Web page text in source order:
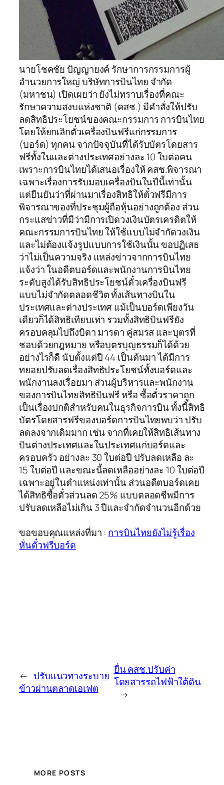
นายโชคชัย ปัญญายงค์ รักษาการกรรมการผู้
อำนวยการใหญ่ บริษัทการบินไทย จำกัด
(มหาชน) เปิดเผยว่า ยังไม่ทราบเรื่องที่คณะ
รักษาความสงบแห่งชาติ (คสช.) มีคำสั่งให้ปรับ
ลดสิทธิประโยชน์ของคณะกรรมการ การบินไทย
โดยให้ยกเลิกตั๋วเครื่องบินฟรีแก่กรรมการ
(บอร์ด) ทุกคน จากปัจจุบันที่ได้รับบัตรโดยสาร
ฟรีทั้งในและต่างประเทศอย่างละ 10 ใบต่อคน
เพราะการบินไทยได้เสนอเรื่องให้ คสช.พิจารณา
เฉพาะเรื่องการรับมอบเครื่องบินในปีนี้เท่านั้น
แต่ยืนยันว่าที่ผ่านมาเรื่องสิทธิให้ตั๋วฟรีมีการ
พิจารณาของที่ประชุมผู้ถือหุ้นอย่างถูกต้อง ส่วน
กระแสข่าวที่มีว่ามีการเปิดวงเงินบัตรเครดิตให้
คณะกรรมการบินไทย ให้ใช้แบบไม่จำกัดวงเงิน
และไม่ต้องแจ้งรูปแบบการใช้เงินนั้น ขอปฏิเสธ
ว่าไม่เป็นความจริง แหล่งข่าวจากการบินไทย
แจ้งว่า ในอดีตบอร์ดและพนักงานการบินไทย
ระดับสูงได้รับสิทธิประโยชน์ตั๋วเครื่องบินฟรี
แบบไม่จำกัดตลอดชีวิต ทั้งเส้นทางบินใน
ประเทศและต่างประเทศ แม้เป็นบอร์ดเพียงวัน
เดียวก็ได้สิทธิเทียบเท่า รวมทั้งสิทธิบินฟรียัง
ครอบคลุมไปถึงบิดา มารดา คู่สมรส และบุตรที่
ชอบด้วยกฎหมาย หรือบุตรบุญธรรมก็ได้ด้วย
อย่างไรก็ดี นับตั้งแต่ปี 44 เป็นต้นมา ได้มีการ
ทยอยปรับลดเรื่องสิทธิประโยชน์ทั้งบอร์ดและ
พนักงานลงเรื่อยมา ส่วนผู้บริหารและพนักงาน
ของการบินไทยสิทธิบินฟรี หรือ ซื้อตั๋วราคาถูก
เป็นเรื่องปกติสำหรับคนในธุรกิจการบิน ทั้งนี้สิทธิ
บัตรโดยสารฟรีของบอร์ดการบินไทยพบว่า ปรับ
ลดลงจากเดิมมาก เช่น จากที่เคยให้สิทธิเส้นทาง
บินต่างประเทศและในประเทศแก่บอร์ดและ
ครอบครัว อย่างละ 30 ใบต่อปี ปรับลดเหลือ ละ
15 ใบต่อปี และขณะนี้ลดเหลืออย่างละ 10 ใบต่อปี
เฉพาะอยู่ในตำแหน่งเท่านั้น ส่วนอดีตบอร์ดเคย
ได้สิทธิซื้อตั๋วส่วนลด 25% แบบตลอดชีพมีการ
ปรับลดเหลือไม่เกิน 3 ปีและจำกัดจำนวนอีกด้วย ​
ขอขอบคุณแหล่งที่มา : การบินไทยยังไม่รู้เรื่อง
หั่นตั๋วฟรีบอร์ด
← ปรับแนวทางระบาย
ข้าวผ่านตลาดเอเฟต
ยื่น คสช.ปรับค่า
โดยสารรถไฟฟ้าใต้ดิน
→
MORE POSTS